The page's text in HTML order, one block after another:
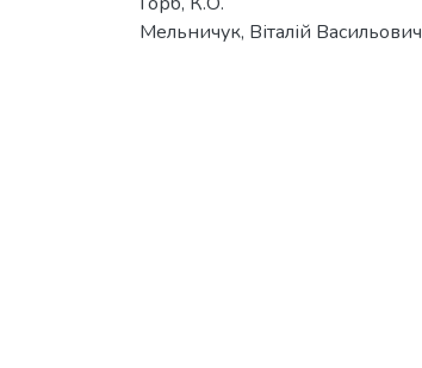
Мельничук, Віталій Васильович